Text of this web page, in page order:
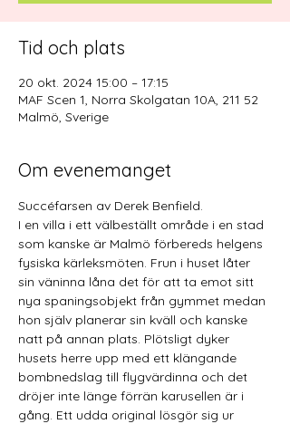
Tid och plats
20 okt. 2024 15:00 – 17:15
MAF Scen 1, Norra Skolgatan 10A, 211 52
Malmö, Sverige
Om evenemanget
Succéfarsen av Derek Benfield.
I en villa i ett välbeställt område i en stad
som kanske är Malmö förbereds helgens
fysiska kärleksmöten. Frun i huset låter
sin väninna låna det för att ta emot sitt
nya spaningsobjekt från gymmet medan
hon själv planerar sin kväll och kanske
natt på annan plats. Plötsligt dyker
husets herre upp med ett klängande
bombnedslag till flygvärdinna och det
dröjer inte länge förrän karusellen är i
gång. Ett udda original lösgör sig ur